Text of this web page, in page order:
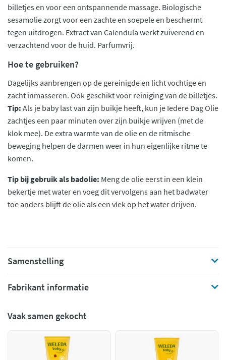
billetjes en voor een ontspannende massage. Biologische
sesamolie zorgt voor een zachte en soepele en beschermt
tegen uitdrogen. Extract van Calendula werkt zuiverend en
verzachtend voor de huid. Parfumvrij.
Hoe te gebruiken?
Dagelijks aanbrengen op de gereinigde en licht vochtige en
zacht inmasseren. Ook geschikt voor reiniging van de billetjes.
Tip: Als je baby last van zijn buikje heeft, kun je Iedere Dag Olie
zachtjes een paar minuten over zijn buikje wrijven (met de
klok mee). De extra warmte van de olie en de ritmische
beweging helpen de darmen weer in hun eigenlijke ritme te
komen.
Tip bij gebruik als badolie: Meng de olie eerst in een klein
bekertje met water en voeg dit vervolgens aan het badwater
toe anders blijft de olie als een vlek op het water drijven.
Samenstelling
Fabrikant informatie
Vaak samen gekocht